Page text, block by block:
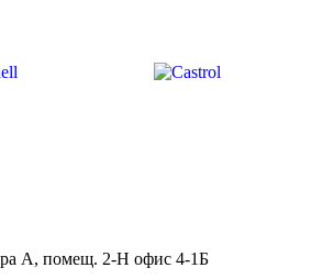
А, помещ. 2-Н офис 4-1Б